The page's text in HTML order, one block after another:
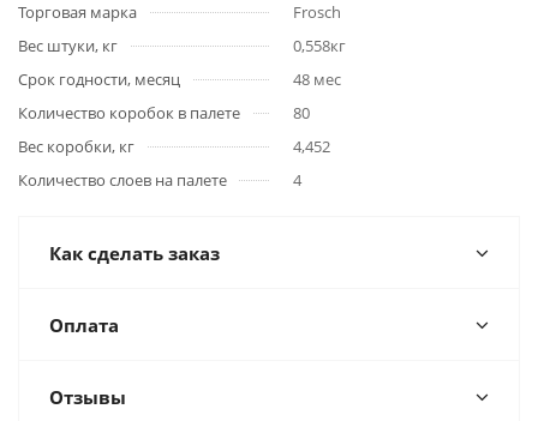
Торговая марка
Frosch
Вес штуки, кг
0,558кг
Срок годности, месяц
48 мес
Количество коробок в палете
80
Вес коробки, кг
4,452
Количество слоев на палете
4
Как сделать заказ
Оплата
Отзывы